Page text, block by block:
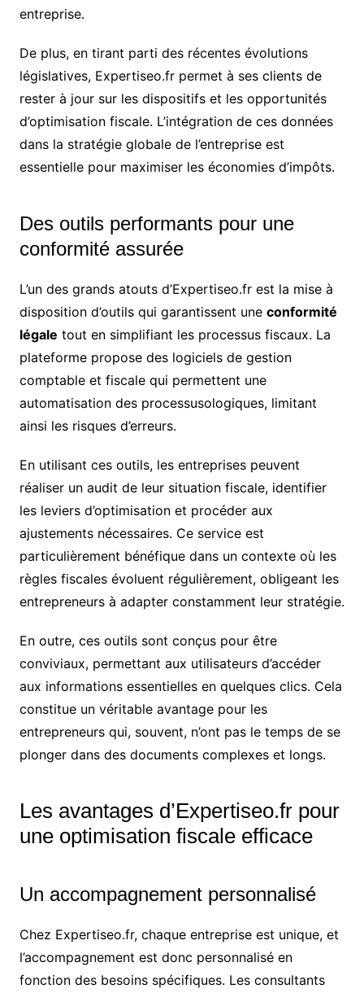
entreprise.
De plus, en tirant parti des récentes évolutions
législatives, Expertiseo.fr permet à ses clients de
rester à jour sur les dispositifs et les opportunités
d’optimisation fiscale. L’intégration de ces données
dans la stratégie globale de l’entreprise est
essentielle pour maximiser les économies d’impôts.
Des outils performants pour une
conformité assurée
L’un des grands atouts d’Expertiseo.fr est la mise à
disposition d’outils qui garantissent une conformité
légale tout en simplifiant les processus fiscaux. La
plateforme propose des logiciels de gestion
comptable et fiscale qui permettent une
automatisation des processusologiques, limitant
ainsi les risques d’erreurs.
En utilisant ces outils, les entreprises peuvent
réaliser un audit de leur situation fiscale, identifier
les leviers d’optimisation et procéder aux
ajustements nécessaires. Ce service est
particulièrement bénéfique dans un contexte où les
règles fiscales évoluent régulièrement, obligeant les
entrepreneurs à adapter constamment leur stratégie.
En outre, ces outils sont conçus pour être
conviviaux, permettant aux utilisateurs d’accéder
aux informations essentielles en quelques clics. Cela
constitue un véritable avantage pour les
entrepreneurs qui, souvent, n’ont pas le temps de se
plonger dans des documents complexes et longs.
Les avantages d’Expertiseo.fr pour
une optimisation fiscale efficace
Un accompagnement personnalisé
Chez Expertiseo.fr, chaque entreprise est unique, et
l’accompagnement est donc personnalisé en
fonction des besoins spécifiques. Les consultants